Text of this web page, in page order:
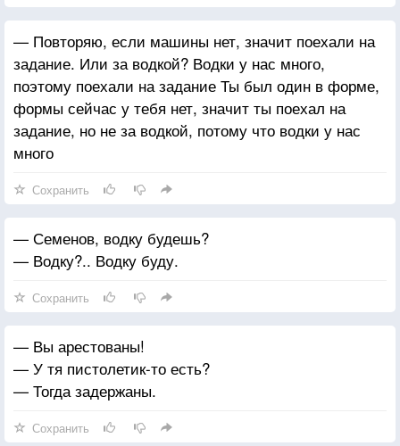
— Повторяю, если машины нет, значит поехали на
задание. Или за водкой? Водки у нас много,
поэтому поехали на задание Ты был один в форме,
формы сейчас у тебя нет, значит ты поехал на
задание, но не за водкой, потому что водки у нас
много
Сохранить
— Семенов, водку будешь?
— Водку?.. Водку буду.
Сохранить
— Вы арестованы!
— У тя пистолетик-то есть?
— Тогда задержаны.
Сохранить